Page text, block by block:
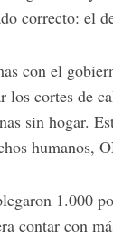
correcto: el
con el
cortes de
sin hogar.
humanos,
1.000
contar con